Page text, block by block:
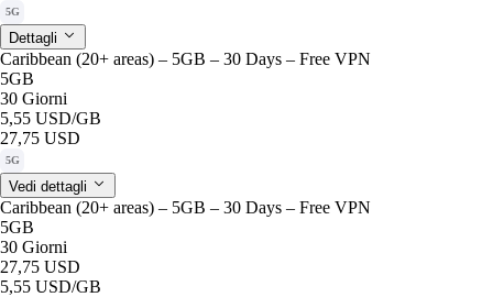
5G
Dettagli
Caribbean (20+ areas) – 5GB – 30 Days – Free VPN
5GB
30 Giorni
5,55 USD/GB
27,75 USD
5G
Vedi dettagli
Caribbean (20+ areas) – 5GB – 30 Days – Free VPN
5GB
30 Giorni
27,75 USD
5,55 USD/GB